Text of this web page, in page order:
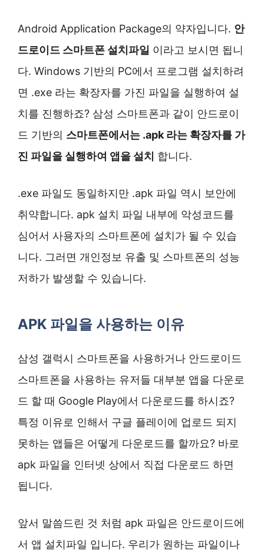
Android Application Package의 약자입니다. 안
드로이드 스마트폰 설치파일 이라고 보시면 됩니
다. Windows 기반의 PC에서 프로그램 설치하려
면 .exe 라는 확장자를 가진 파일을 실행하여 설
치를 진행하죠? 삼성 스마트폰과 같이 안드로이
드 기반의 스마트폰에서는 .apk 라는 확장자를 가
진 파일을 실행하여 앱을 설치 합니다.
.exe 파일도 동일하지만 .apk 파일 역시 보안에
취약합니다. apk 설치 파일 내부에 악성코드를
심어서 사용자의 스마트폰에 설치가 될 수 있습
니다. 그러면 개인정보 유출 및 스마트폰의 성능
저하가 발생할 수 있습니다.
APK 파일을 사용하는 이유
삼성 갤럭시 스마트폰을 사용하거나 안드로이드
스마트폰을 사용하는 유저들 대부분 앱을 다운로
드 할 때 Google Play에서 다운로드를 하시죠?
특정 이유로 인해서 구글 플레이에 업로드 되지
못하는 앱들은 어떻게 다운로드를 할까요? 바로
apk 파일을 인터넷 상에서 직접 다운로드 하면
됩니다.
앞서 말씀드린 것 처럼 apk 파일은 안드로이드에
서 앱 설치파일 입니다. 우리가 원하는 파일이나